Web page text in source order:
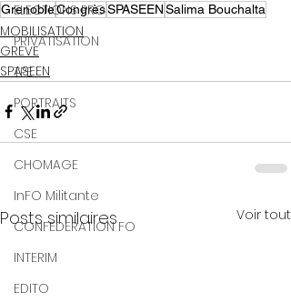
ELECTIONS PRO
PRIVATISATION
TPE
PORTRAITS
CSE
CHOMAGE
InFO Militante
CONFEDERATION FO
INTERIM
EDITO
GrenobleCongrèsSPASEENSalima Bouchalta
MOBILISATION
GREVE
SPASEEN
Posts similaires Voir tout